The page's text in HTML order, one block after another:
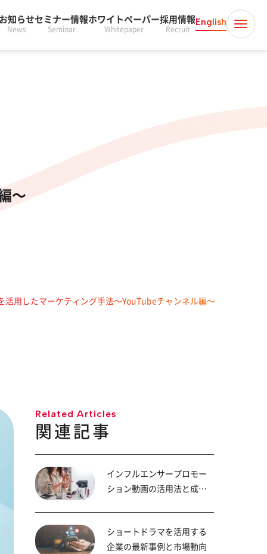
知らせ
News
セミナー情報
Seminar
ホワイトペーパー
Whitepaper
採用情報
Recruit
English
〜
活用したマーケティング手法〜YouTubeチャンネル編〜
Related Articles
関連記事
インフルエンサープロモー
ション動画の活用法と成功
ショートドラマを活用する
企業の最新事例と市場動向